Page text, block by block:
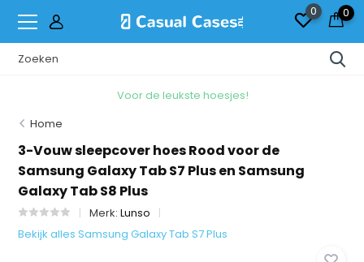
0 0
Voor de leukste hoesjes!
Home
3-Vouw sleepcover hoes Rood voor de
Samsung Galaxy Tab S7 Plus en Samsung
Galaxy Tab S8 Plus
Merk:Lunso
Bekijk alles Samsung Galaxy Tab S7 Plus